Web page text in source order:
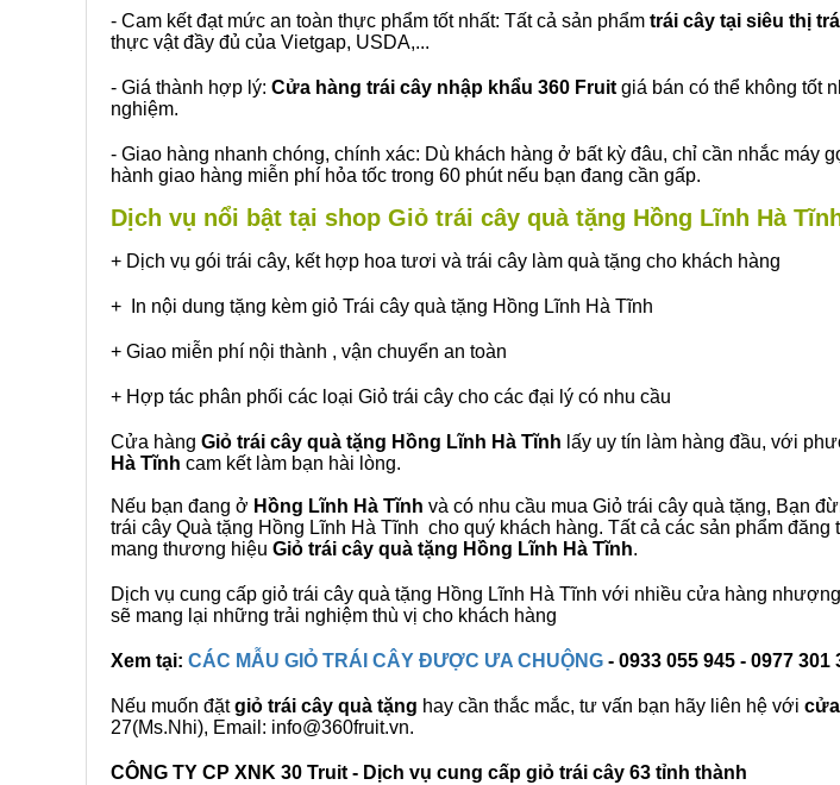
- Cam kết đạt mức an toàn thực phẩm tốt nhất: Tất cả sản phẩm trái cây tại siêu thị
thực vật đầy đủ của Vietgap, USDA,...
- Giá thành hợp lý: Cửa hàng trái cây nhập khẩu 360 Fruit giá bán có thể không tốt
nghiệm.
- Giao hàng nhanh chóng, chính xác: Dù khách hàng ở bất kỳ đâu, chỉ cần nhắc máy
hành giao hàng miễn phí hỏa tốc trong 60 phút nếu bạn đang cần gấp.
Dịch vụ nổi bật tại shop Giỏ trái cây quà tặng Hồng Lĩnh Hà
+ Dịch vụ gói trái cây, kết hợp hoa tươi và trái cây làm quà tặng cho khách hàng
+ In nội dung tặng kèm giỏ Trái cây quà tặng Hồng Lĩnh Hà Tĩnh
+ Giao miễn phí nội thành , vận chuyển an toàn
+ Hợp tác phân phối các loại Giỏ trái cây cho các đại lý có nhu cầu
Cửa hàng Giỏ trái cây quà tặng Hồng Lĩnh Hà Tĩnh lấy uy tín làm hàng đầu, với
Hà Tĩnh cam kết làm bạn hài lòng.
Nếu bạn đang ở Hồng Lĩnh Hà Tĩnh và có nhu cầu mua Giỏ trái cây quà tặng, Bạn
trái cây Quà tặng Hồng Lĩnh Hà Tĩnh cho quý khách hàng. Tất cả các sản phẩm
mang thương hiệu Giỏ trái cây quà tặng Hồng Lĩnh Hà Tĩnh.
Dịch vụ cung cấp giỏ trái cây quà tặng Hồng Lĩnh Hà Tĩnh với nhiều cửa hàng
sẽ mang lại những trải nghiệm thù vị cho khách hàng
Xem tại: CÁC MẪU GIỎ TRÁI CÂY ĐƯỢC ƯA CHUỘNG - 0933 055 945 - 0977 301
Nếu muốn đặtgiỏ trái cây quà tặng hay cần thắc mắc, tư vấn bạn hãy liên hệ với
27(Ms.Nhi), Email: info@360fruit.vn.
CÔNG TY CP XNK 30 Truit - Dịch vụ cung cấp giỏ trái cây 63 tỉnh thành